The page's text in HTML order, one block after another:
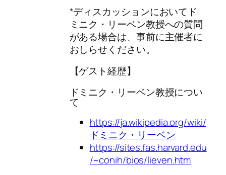
*ディスカッションにおいて ド
ミニク・リーベン教授への質問
がある場合は、事前に主催者に
おしらせください。
【ゲスト経歴】
ドミニク・リーベン教授につい
て
https://ja.wikipedia.org/wiki/
ドミニク・リーベン
https://sites.fas.harvard.edu
/~conih/bios/lieven.htm